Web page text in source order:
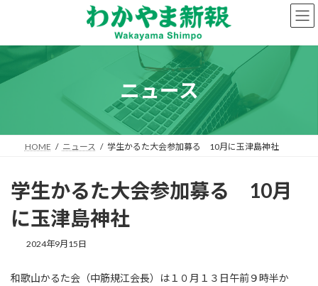
ン
へ
プ
ー
ョ
動
ニュース
HOME ニュース 学生かるた大会参加募る 10月に玉津島神社
学生かるた大会参加募る 10月
に玉津島神社
2024年9月15日
和歌山かるた会（中筋規江会長）は１０月１３日午前９時半か